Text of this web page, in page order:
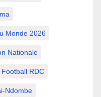
Monde 2026
Nationale
Football RDC
Ndombe